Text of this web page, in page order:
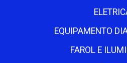
EQUIPAMENTO
FAROL E